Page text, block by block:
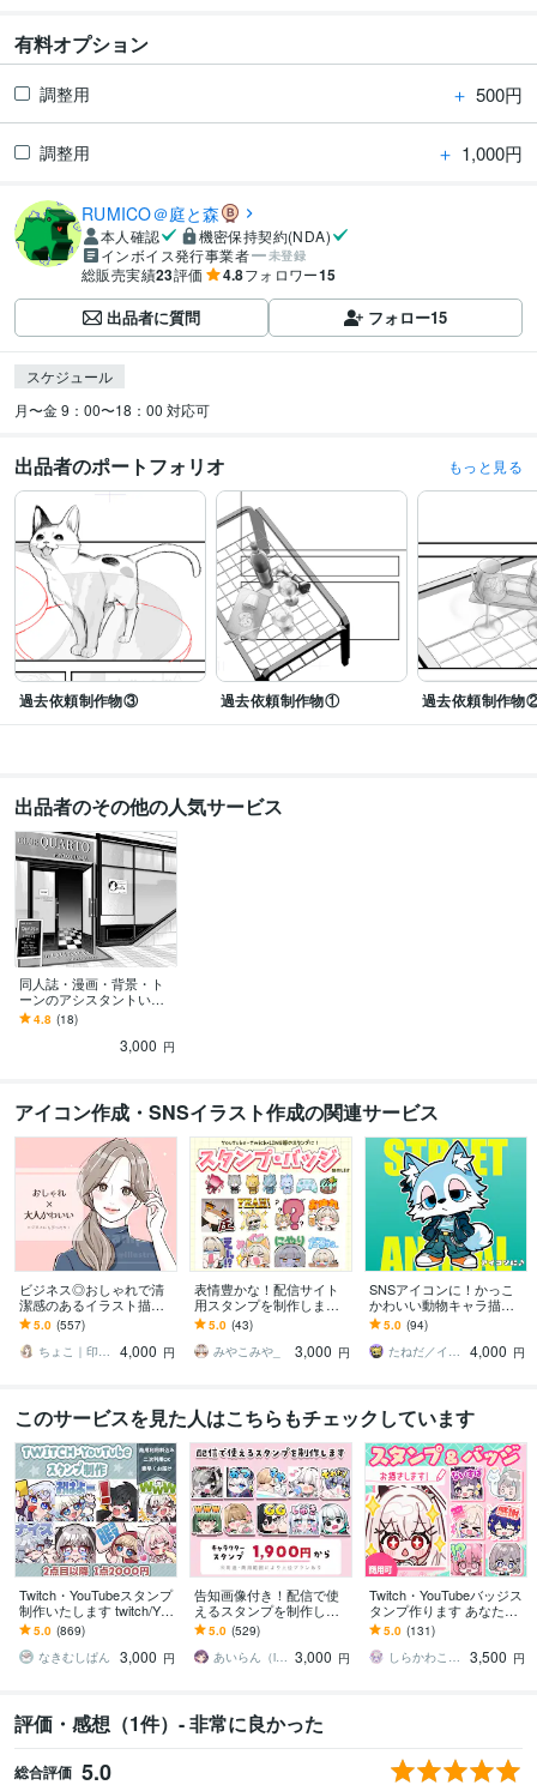
有料オプション
調整用 ＋ 500円
調整用 ＋ 1,000円
RUMICO＠庭と森
本人確認
機密保持契約(NDA)
インボイス発行事業者
未登録
総販売実績23評価 4.8フォロワー15
出品者に質問 フォロー15
スケジュール
月〜金 9：00〜18：00 対応可
出品者のポートフォリオ もっと見る
過去依頼制作物③ 過去依頼制作物① 過去依頼制作物
出品者のその他の人気サービス
同人誌・漫画・背景・ト
ーンのアシスタントいた
します ベタトーン他お手
伝いします。ジャンル問
4.8 (18)
3,000 円
アイコン作成・SNSイラスト作成の関連サービス
ビジネス◎おしゃれで清
潔感のあるイラスト描き
ます 大人かわいいアイコ
ンで信頼度UP！インス
タ・ココナラ用に
5.0 (557)
ちょこ｜印象と信頼を形にするアイコン職人
4,000 円
表情豊かな！配信サイト
用スタンプを制作します Y
ouTube・Twitch・LINEス
タンプにオススメ！
5.0 (43)
みやこみや_
3,000 円
SNSアイコンに！かっこ
かわいい動物キャラ描き
ます ストリート系！かっ
こかわいい動物キャラ作
成｜修正無制限
5.0 (94)
たねだ／イラストレーター
4,000 円
このサービスを見た人はこちらもチェックしています
Twitch・YouTubeスタンプ
制作いたします twitch/You
Tube/tiktok配信用スタンプ
制作
5.0 (869)
なきむしぱん
3,000 円
告知画像付き！配信で使
えるスタンプを制作しま
す アニメーションスタン
プも対応はじめました！
5.0 (529)
あいらん（iran_stn） 3,000 円
Twitch・YouTubeバッジス
タンプ作ります あなたの
世界観を、ポップでかわ
いく届けるお手伝い♡
5.0 (131)
しらかわこうめ
3,500 円
評価・感想（1件）- 非常に良かった
総合評価 5.0